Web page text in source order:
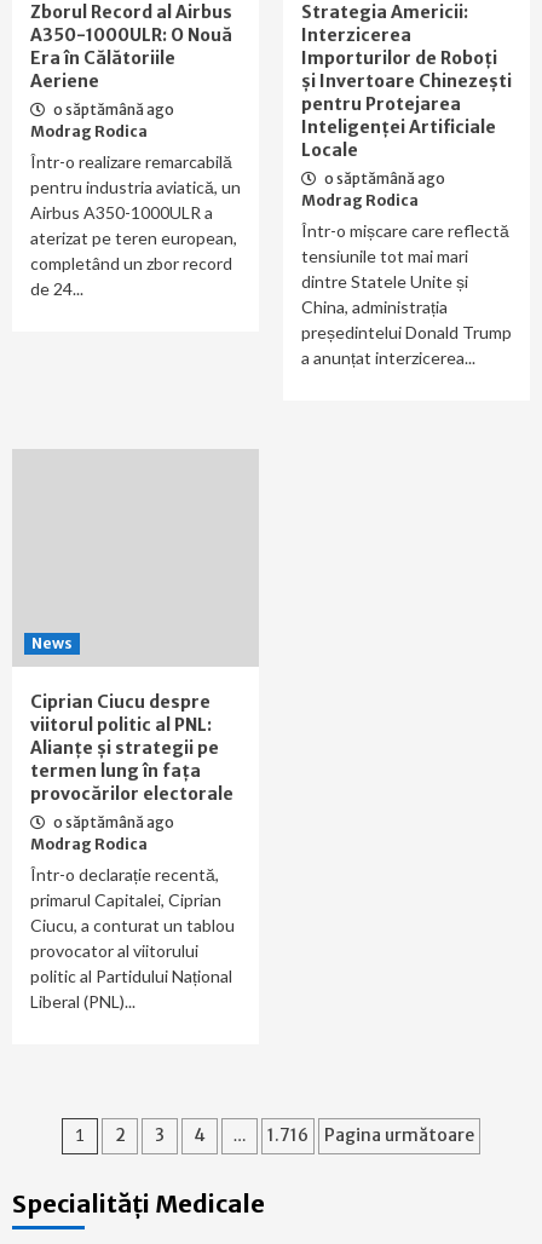
Zborul Record al Airbus
A350-1000ULR: O Nouă
Era în Călătoriile
Aeriene
o săptămână ago
Modrag Rodica
Într-o realizare remarcabilă
pentru industria aviatică, un
Airbus A350-1000ULR a
aterizat pe teren european,
completând un zbor record
de 24...
Strategia Americii:
Interzicerea
Importurilor de Roboți
și Invertoare Chinezești
pentru Protejarea
Inteligenței Artificiale
Locale
o săptămână ago
Modrag Rodica
Într-o mișcare care reflectă
tensiunile tot mai mari
dintre Statele Unite și
China, administrația
președintelui Donald Trump
a anunțat interzicerea...
News
Ciprian Ciucu despre
viitorul politic al PNL:
Alianțe și strategii pe
termen lung în fața
provocărilor electorale
o săptămână ago
Modrag Rodica
Într-o declarație recentă,
primarul Capitalei, Ciprian
Ciucu, a conturat un tablou
provocator al viitorului
politic al Partidului Național
Liberal (PNL)...
Paginație
1 2 3 4 … 1.716 Pagina următoare
Specialități Medicale